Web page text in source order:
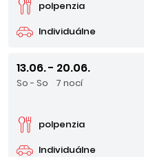
Individuálne
polpenzia
13.06. - 20.06.
So - So 7 nocí
Individuálne
polpenzia